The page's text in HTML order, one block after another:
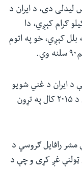
لیدلی دی، د ایران د
غني شویو یورانیمو اندازه ۱۲۸.۳ کیلو ګرام کېږي، دا
بلل کېږي، خو په اتوم
د ایران د غني شويو
یورانیمو اندازه تر هغه ۲۲ سلنه زیاته ده، چې د ۲۰۱۵ کال په تړون
مشر رافایل ګروسي د
ټولنې غږ کړی و چې د